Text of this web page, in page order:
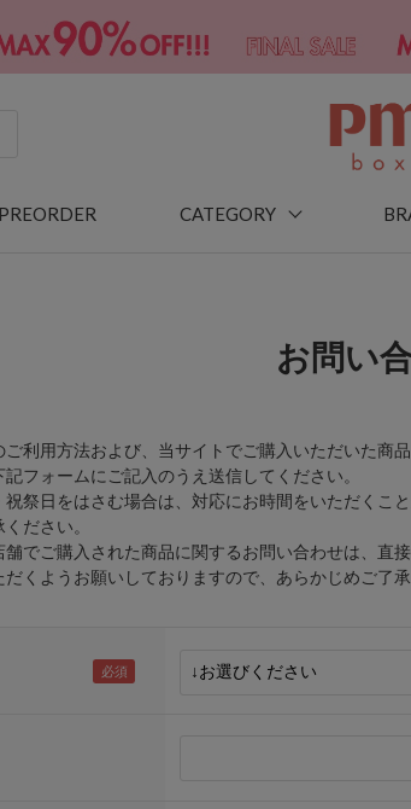
PREORDER CATEGORY
お問い
利用方法および、当サイトでご購入いただいた商
フォームにご記入のうえ送信してください。
祭日をはさむ場合は、対応にお時間をいただくこと
ださい。
でご購入された商品に関するお問い合わせは、直
ようお願いしておりますので、あらかじめご了承